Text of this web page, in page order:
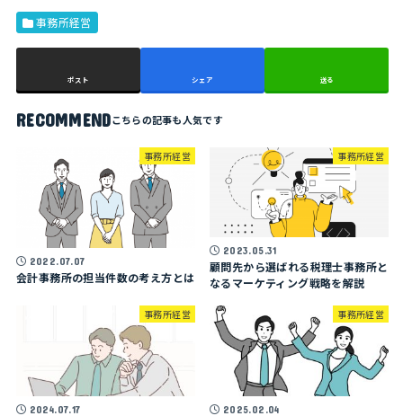
事務所経営
ポスト シェア 送る
RECOMMEND
事務所経営
2022.07.07
会計事務所の担当件数の考え方とは
事務所経営
2023.05.31
顧問先から選ばれる税理士事務所と
なるマーケティング戦略を解説
事務所経営
2024.07.17
事務所経営
2025.02.04